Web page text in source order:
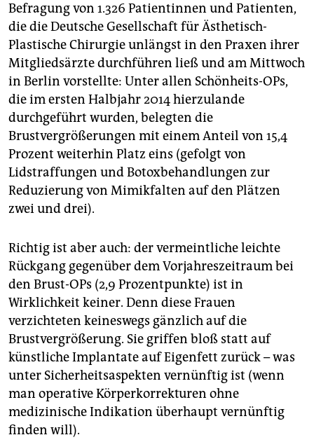
Befragung von 1.326 Patientinnen und Patienten,
die die Deutsche Gesellschaft für Ästhetisch-
Plastische Chirurgie unlängst in den Praxen ihrer
Mitgliedsärzte durchführen ließ und am Mittwoch
in Berlin vorstellte: Unter allen Schönheits-OPs,
die im ersten Halbjahr 2014 hierzulande
durchgeführt wurden, belegten die
Brustvergrößerungen mit einem Anteil von 15,4
Prozent weiterhin Platz eins (gefolgt von
Lidstraffungen und Botoxbehandlungen zur
Reduzierung von Mimikfalten auf den Plätzen
zwei und drei).
Richtig ist aber auch: der vermeintliche leichte
Rückgang gegenüber dem Vorjahreszeitraum bei
den Brust-OPs (2,9 Prozentpunkte) ist in
Wirklichkeit keiner. Denn diese Frauen
verzichteten keineswegs gänzlich auf die
Brustvergrößerung. Sie griffen bloß statt auf
künstliche Implantate auf Eigenfett zurück – was
unter Sicherheitsaspekten vernünftig ist (wenn
man operative Körperkorrekturen ohne
medizinische Indikation überhaupt vernünftig
finden will).